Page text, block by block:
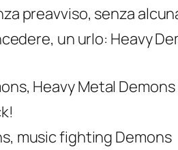
preavviso, senza
un urlo: Heavy
Heavy Metal Demons
music fighting Demons